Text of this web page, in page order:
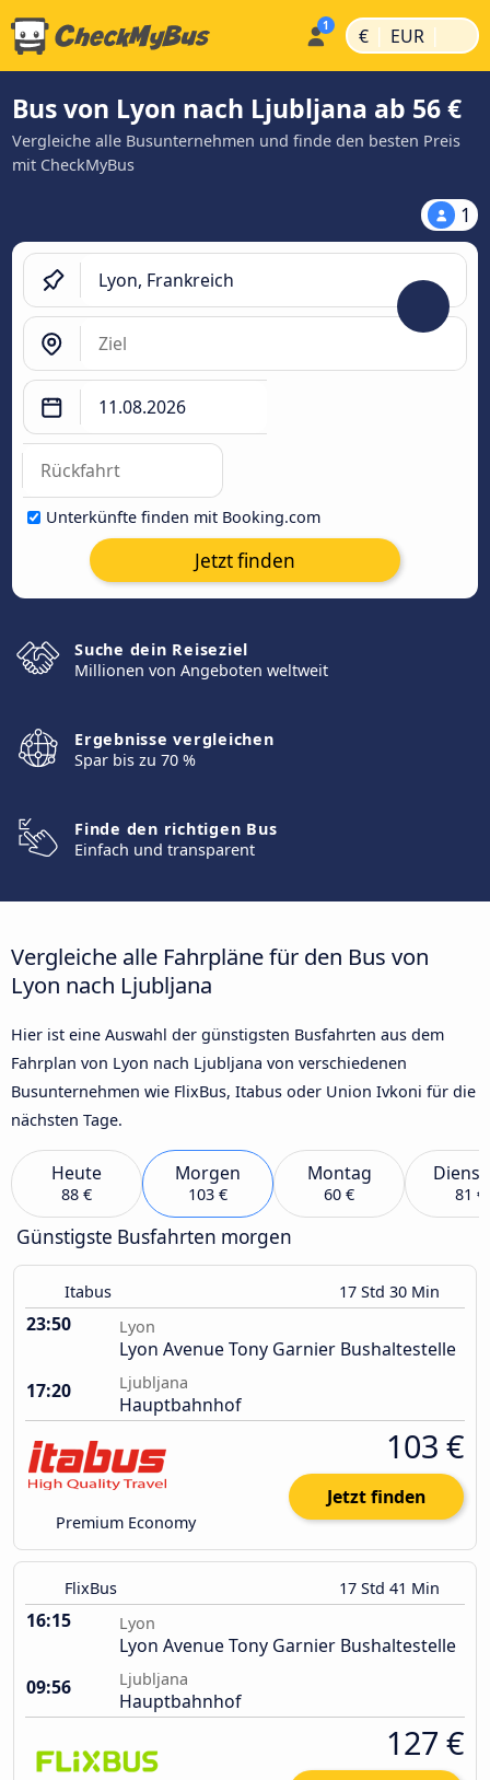
€ | EUR |
Bus von Lyon nach Ljubljana ab 56 €
Vergleiche alle Busunternehmen und finde den besten Preis
mit CheckMyBus
1
Unterkünfte finden mit Booking.com
Jetzt finden
Suche dein Reiseziel
Millionen von Angeboten weltweit
Ergebnisse vergleichen
Spar bis zu 70 %
Finde den richtigen Bus
Einfach und transparent
Vergleiche alle Fahrpläne für den Bus von
Lyon nach Ljubljana
Hier ist eine Auswahl der günstigsten Busfahrten aus dem
Fahrplan von Lyon nach Ljubljana von verschiedenen
Busunternehmen wie FlixBus, Itabus oder Union Ivkoni für die
nächsten Tage.
Heute
88 €
Morgen
103 €
Montag
60 € 81 €
Günstigste Busfahrten morgen
Itabus 17 Std 30 Min
23:50 Lyon
Lyon Avenue Tony Garnier Bushaltestelle
17:20
Ljubljana
Hauptbahnhof
Premium Economy
103 €
Jetzt finden
FlixBus 17 Std 41 Min
16:15 Lyon
Lyon Avenue Tony Garnier Bushaltestelle
09:56
Ljubljana
Hauptbahnhof
127 €